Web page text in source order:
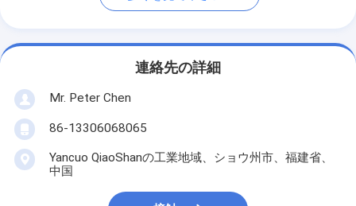
連絡先の詳細
Mr. Peter Chen
86-13306068065
Yancuo QiaoShanの工業地域、ショウ州市、福建省、
中国